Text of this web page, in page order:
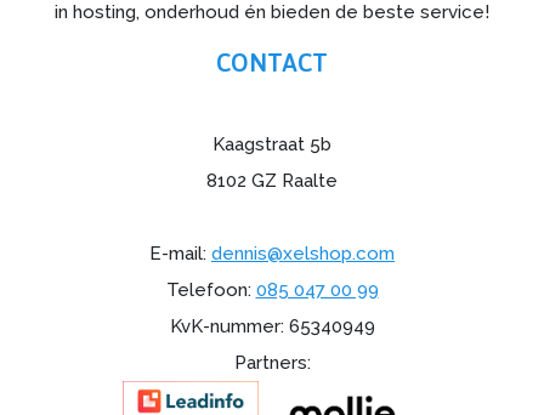
in hosting, onderhoud én bieden de beste service!
CONTACT
Kaagstraat 5b
8102 GZ Raalte
E-mail: dennis@xelshop.com
Telefoon: 085 047 00 99
KvK-nummer: 65340949
Partners: